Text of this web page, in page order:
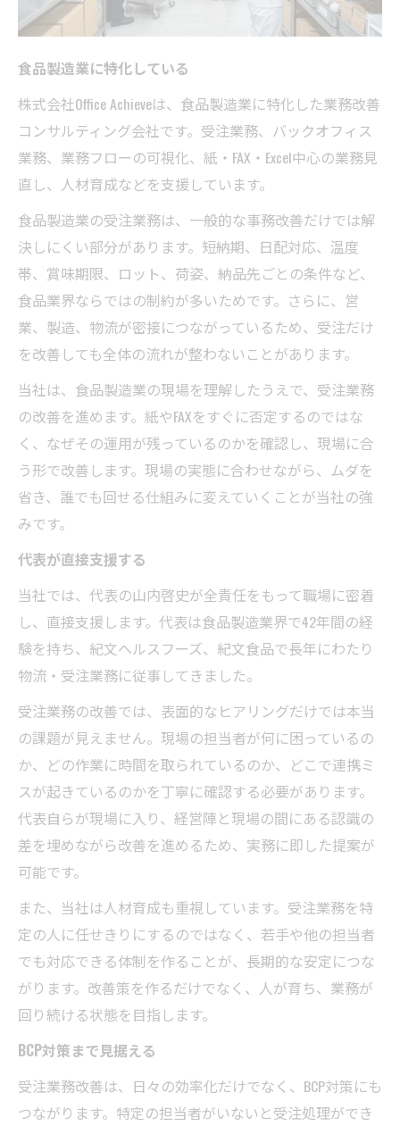
食品製造業に特化している
株式会社Office Achieveは、食品製造業に特化した業務改善
コンサルティング会社です。受注業務、バックオフィス
業務、業務フローの可視化、紙・FAX・Excel中心の業務見
直し、人材育成などを支援しています。
食品製造業の受注業務は、一般的な事務改善だけでは解
決しにくい部分があります。短納期、日配対応、温度
帯、賞味期限、ロット、荷姿、納品先ごとの条件など、
食品業界ならではの制約が多いためです。さらに、営
業、製造、物流が密接につながっているため、受注だけ
を改善しても全体の流れが整わないことがあります。
当社は、食品製造業の現場を理解したうえで、受注業務
の改善を進めます。紙やFAXをすぐに否定するのではな
く、なぜその運用が残っているのかを確認し、現場に合
う形で改善します。現場の実態に合わせながら、ムダを
省き、誰でも回せる仕組みに変えていくことが当社の強
みです。
代表が直接支援する
当社では、代表の山内啓史が全責任をもって職場に密着
し、直接支援します。代表は食品製造業界で42年間の経
験を持ち、紀文ヘルスフーズ、紀文食品で長年にわたり
物流・受注業務に従事してきました。
受注業務の改善では、表面的なヒアリングだけでは本当
の課題が見えません。現場の担当者が何に困っているの
か、どの作業に時間を取られているのか、どこで連携ミ
スが起きているのかを丁寧に確認する必要があります。
代表自らが現場に入り、経営陣と現場の間にある認識の
差を埋めながら改善を進めるため、実務に即した提案が
可能です。
また、当社は人材育成も重視しています。受注業務を特
定の人に任せきりにするのではなく、若手や他の担当者
でも対応できる体制を作ることが、長期的な安定につな
がります。改善策を作るだけでなく、人が育ち、業務が
回り続ける状態を目指します。
BCP対策まで見据える
受注業務改善は、日々の効率化だけでなく、BCP対策にも
つながります。特定の担当者がいないと受注処理ができ